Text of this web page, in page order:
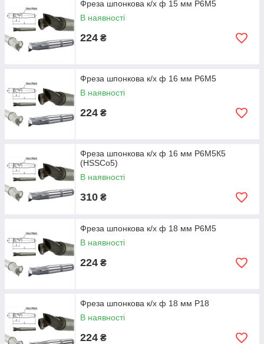
Фреза шпонкова к/х ф 15 мм Р6М5
В наявності
224 ₴
Фреза шпонкова к/х ф 16 мм Р6М5
В наявності
224 ₴
Фреза шпонкова к/х ф 16 мм Р6М5К5
(HSSCo5)
В наявності
310 ₴
Фреза шпонкова к/х ф 18 мм Р6М5
В наявності
224 ₴
Фреза шпонкова к/х ф 18 мм Р18
В наявності
224 ₴